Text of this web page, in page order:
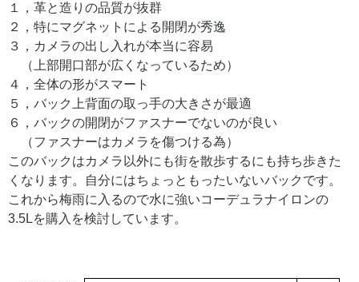
１，革と造りの品質が抜群
２，特にマグネットによる開閉が秀逸
３，カメラの出し入れが本当に容易
（上部開口部が広くなっているため）
４，全体の形がスマート
５，バック上背面の取っ手の大きさが最適
６，バックの開閉がファスナーでないのが良い
（ファスナーはカメラを傷つける為）
このバックはカメラ以外にも街を散歩するにも持ち歩きた
くなります。自分にはちょっともったいないバックです。
これから梅雨に入るので水に強いコーデュラナイロンの
3.5Lを購入を検討しています。